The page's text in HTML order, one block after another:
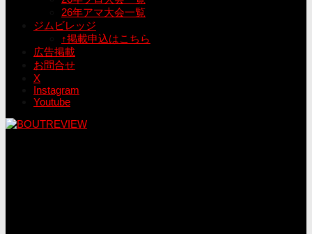
26年アマ大会一覧
ジムビレッジ
↑掲載申込はこちら
広告掲載
お問合せ
X
Instagram
Youtube